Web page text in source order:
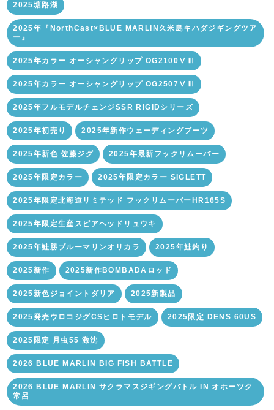
2025塘路湖
2025年『NorthCast×BLUE MARLIN久米島キハダジギングツア
ー』
2025年カラー オーシャングリップ OG2100ⅤⅢ
2025年カラー オーシャングリップ OG2507ⅤⅢ
2025年フルモデルチェンジSSR RIGIDシリーズ
2025年初売り 2025年新作ウェーディングブーツ
2025年新色 佐藤ジグ 2025年最新フックリムーバー
2025年限定カラー 2025年限定カラー SIGLETT
2025年限定北海道リミテッド フックリムーバーHR165S
2025年限定生産スピアヘッドリュウキ
2025年鮭勝ブルーマリンオリカラ 2025年鮭釣り
2025新作 2025新作BOMBADAロッド
2025新色ジョイントダリア 2025新製品
2025発売ウロコジグCSヒロトモデル 2025限定 DENS 60US
2025限定 月虫55 激沈
2026 BLUE MARLIN BIG FISH BATTLE
2026 BLUE MARLIN サクラマスジギングバトル IN オホーツク
常呂